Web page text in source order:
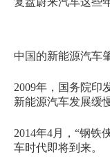
中国的新能源汽车
2009年，国务院印
新能源汽车发展缓
2014年4月，“钢铁
车时代即将到来。